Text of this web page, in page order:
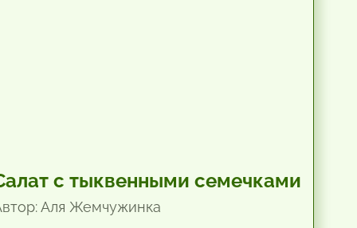
с тыквенными семечками
Аля Жемчужинка